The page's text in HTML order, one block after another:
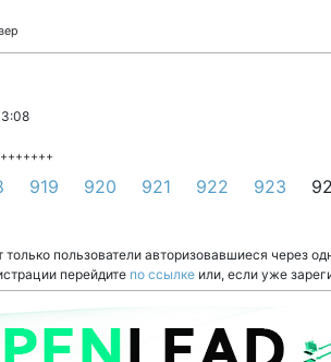
919 920 921 922 923
пользователи авторизовавшиеся через
перейдите по ссылке или, если уже